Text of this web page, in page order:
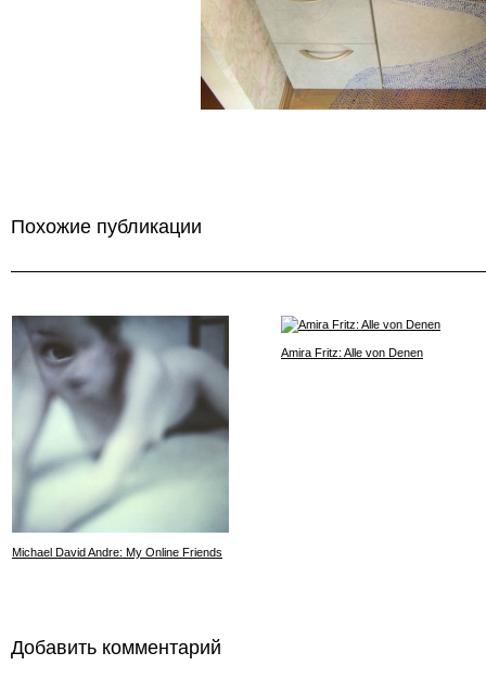
Похожие публикации
Michael David Andre: My Online Friends
Amira Fritz: Alle von Denen
Добавить комментарий